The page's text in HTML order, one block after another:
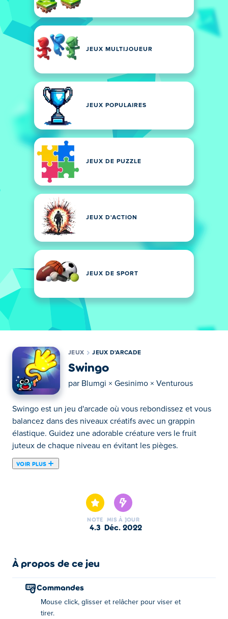
JEUX MULTIJOUEUR
JEUX POPULAIRES
JEUX DE PUZZLE
JEUX D'ACTION
JEUX DE SPORT
JEUX JEUX D'ARCADE
Swingo
par Blumgi × Gesinimo × Venturous
Swingo est un jeu d'arcade où vous rebondissez et vous
balancez dans des niveaux créatifs avec un grappin
élastique. Guidez une adorable créature vers le fruit
juteux de chaque niveau en évitant les pièges.
VOIR PLUS
Vous contrôlez un personnage mignon et rebondissant
qui ne peut se déplacer qu'à l'aide d'un grappin. Tirez le
crochet et tirez-vous dans la direction où vous voulez
niveau. Chaque niveau terminé avec succès vous
nouveaux personnages sympas. Le premier est une
grenouille, saurez-vous débloquer tous les animaux ?
Vous allez adorer explorer les niveaux vibrants et créatifs
NOTE
4.3
MIS À JOUR
déc. 2022
À propos de ce jeu
Commandes
Mouse click, glisser et relâcher pour viser et
tirer.